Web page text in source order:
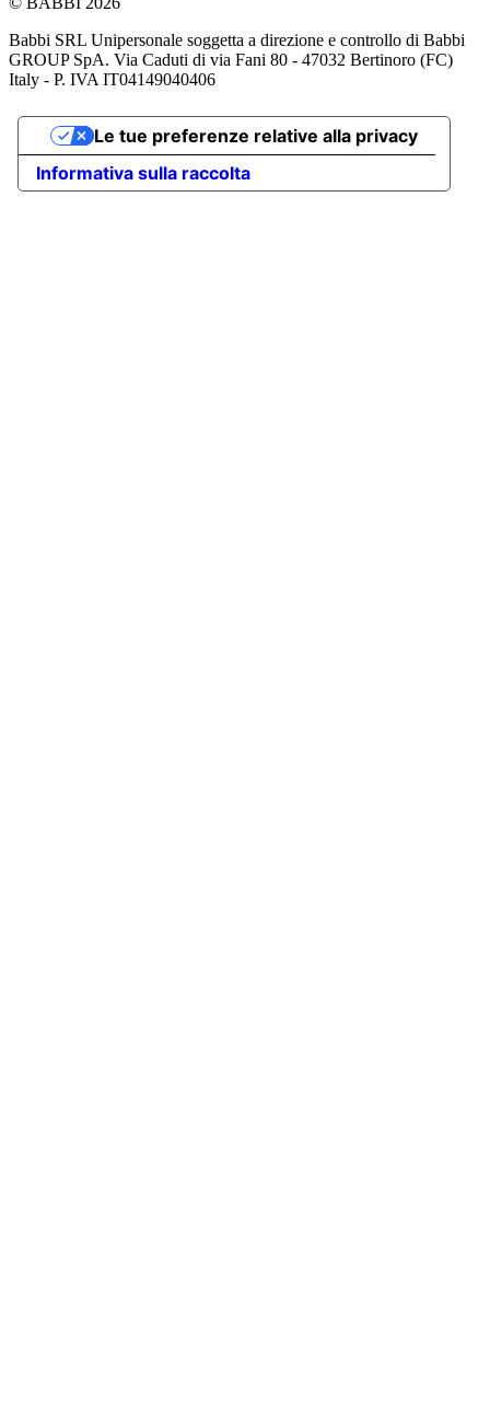
Babbi SRL Unipersonale soggetta a direzione e controllo di Babbi
GROUP SpA. Via Caduti di via Fani 80 - 47032 Bertinoro (FC)
Italy - P. IVA IT04149040406
Informativa sulla raccolta
Le tue preferenze relative alla privacy